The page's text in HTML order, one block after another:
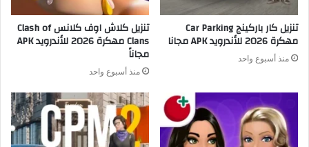
تنزيل كار باركينج Car Parking
مهكرة 2026 للأندرويد APK مجانا
منذ أسبوع واحد
تنزيل كلاش اوف كلانس Clash of
Clans مهكرة 2026 للأندرويد APK
مجاناً
منذ أسبوع واحد